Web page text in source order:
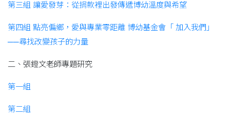
第三組 讓愛發芽：從捐款裡出發傳遞博幼溫度與希望
第四組 點亮偏鄉，愛與專業零距離 博幼基金會「 加入我們」
──尋找改變孩子的力量
二、張鐙文老師專題研究
第一組
第二組